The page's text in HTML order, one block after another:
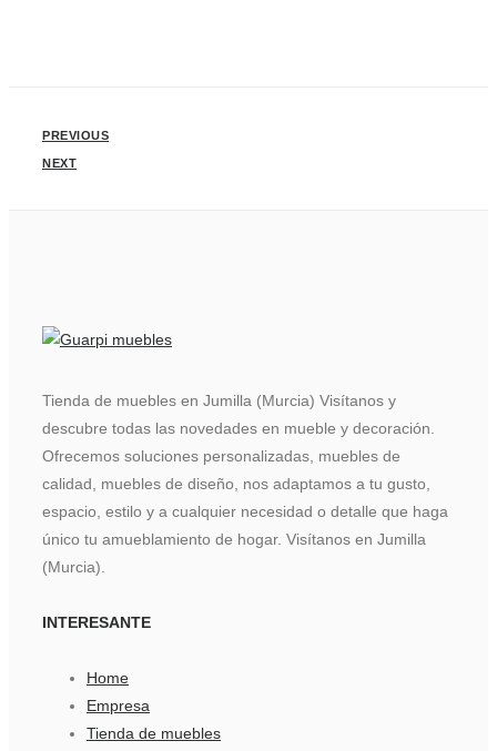
PREVIOUS
NEXT
Tienda de muebles en Jumilla (Murcia) Visítanos y
descubre todas las novedades en mueble y decoración.
Ofrecemos soluciones personalizadas, muebles de
calidad, muebles de diseño, nos adaptamos a tu gusto,
espacio, estilo y a cualquier necesidad o detalle que haga
único tu amueblamiento de hogar. Visítanos en Jumilla
(Murcia).
INTERESANTE
Home
Empresa
Tienda de muebles